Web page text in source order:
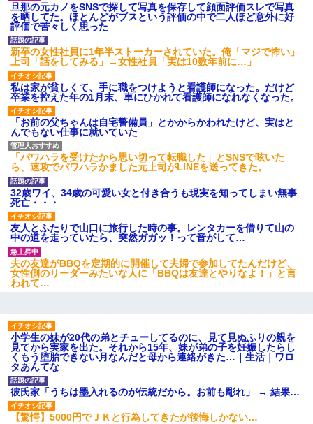
旦那の元カノをSNSで探して写真を保存して顔面評価スレで写真
を晒してた。ほとんどがブスという評価の中で二人ほど意外に好
評価で苦々しく思った
新卒の女性社員に1年半ストーカーされていた。俺「マジで怖い」
上司「話をしてみる」→女性社員「実は10数年前に…」
私は家が貧しくて、手に職をつけようと看護師になった。だけど
卒業を控えた年の1月末、車にひかれて看護師になれなくなった。
「お前の父ちゃんは自宅警備員」とかからかわれたけど、実はと
んでもない仕事に就いていた
「パワハラを受けたから思い切って転職した」とSNSで呟いた
ら、速攻でパワハラかました元上司がLINEを送ってきた。
32歳ワイ、34歳の可愛い女と付き合うも現実を知ってしまい無事
死亡・・・
友人とふたりで山口に旅行した時の事。レンタカーを借りて山の
中の道を走っていたら、突然ガガッ！って音がして…
夫の友達がBBQを定期的に開催して夫婦で参加してたんだけど、
女性側のリーダーみたいな人に「BBQは友達とやりなよ！」と言
われて…
小学生の妹が20代の弟とチューしてるのに、見て見ぬふりの親を
見てから実家を出た。それから15年、妹が弟の子を妊娠したらし
くもう堕胎できない月なんだと母から連絡がきた…｜生活｜ワロ
タあんてな
彼氏家「うちは墨入れるのが伝統だから。お前も彫れ」 → 結果…
【驚愕】5000円でＪＫと行為してきたが後悔しかない…